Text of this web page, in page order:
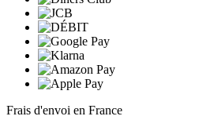
Frais d'envoi en France